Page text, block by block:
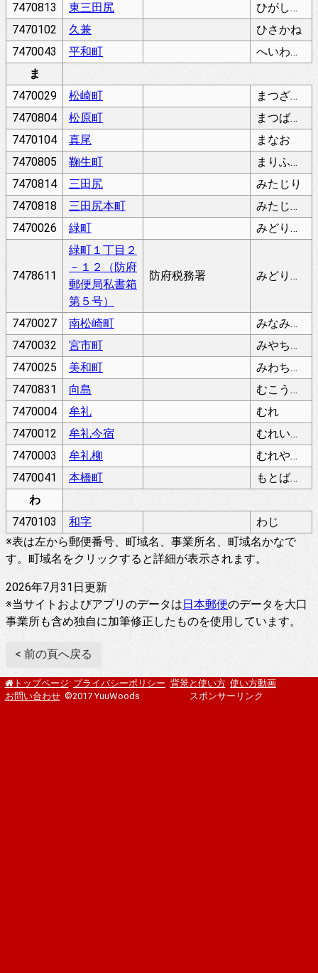
7470813
東三田尻
ひがしみたじり
7470102
久兼
ひさかね
7470043
平和町
へいわまち
ま
7470029
松崎町
まつざきちょう
7470804
松原町
まつばらちょう
7470104
真尾
まなお
7470805
鞠生町
まりふちょう
7470814
三田尻
みたじり
7470818
三田尻本町
みたじりほんまち
7470026
緑町 みどりまち
7478611
緑町１丁目２
－１２（防府
郵便局私書箱
第５号）
防府税務署 みどりまち
7470027 南松崎町
みなみまつざきちょう
7470032
宮市町
みやちちょう
7470025
美和町
みわちょう
7470831
向島
むこうしま
7470004
牟礼
むれ
7470012
牟礼今宿
むれいまじゅく
7470003
牟礼柳
むれやなぎ
7470041
本橋町
もとばしちょう
わ
7470103
和字
わじ
※表は左から郵便番号、町域名、事業所名、町域名かなで
す。町域名をクリックすると詳細が表示されます。
2026年7月31日更新
※当サイトおよびアプリのデータは日本郵便のデータを大口
事業所も含め独自に加筆修正したものを使用しています。
< 前の頁へ戻る
トップページ プライバシーポリシー 背景と使い方 使い方動画
お問い合わせ ©2017 YuuWoods スポンサーリンク